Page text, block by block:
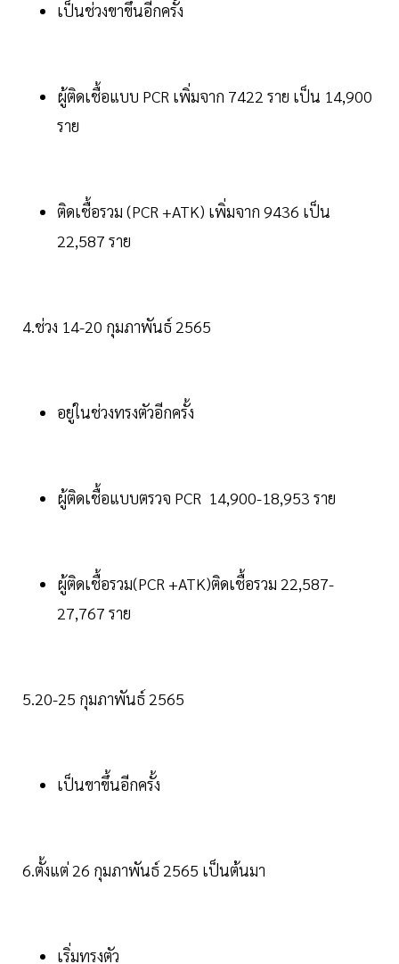
เป็นช่วงขาขึ้นอีกครั้ง
ผู้ติดเชื้อแบบ PCR เพิ่มจาก 7422 ราย เป็น 14,900
ราย
ติดเชื้อรวม (PCR +ATK) เพิ่มจาก 9436 เป็น
22,587 ราย
4.ช่วง 14-20 กุมภาพันธ์ 2565
อยู่ในช่วงทรงตัวอีกครั้ง
ผู้ติดเชื้อแบบตรวจ PCR 14,900-18,953 ราย
ผู้ติดเชื้อรวม(PCR +ATK)ติดเชื้อรวม 22,587-
27,767 ราย
5.20-25 กุมภาพันธ์ 2565
เป็นขาขึ้นอีกครั้ง
6.ตั้งแต่ 26 กุมภาพันธ์ 2565 เป็นต้นมา
เริ่มทรงตัว